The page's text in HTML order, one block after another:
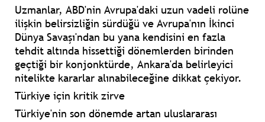
Uzmanlar, ABD'nin Avrupa'daki uzun vadeli rolüne
ilişkin belirsizliğin sürdüğü ve Avrupa'nın İkinci
Dünya Savaşı'ndan bu yana kendisini en fazla
tehdit altında hissettiği dönemlerden birinden
geçtiği bir konjonktürde, Ankara'da belirleyici
nitelikte kararlar alınabileceğine dikkat çekiyor.
Türkiye için kritik zirve
Türkiye'nin son dönemde artan uluslararası